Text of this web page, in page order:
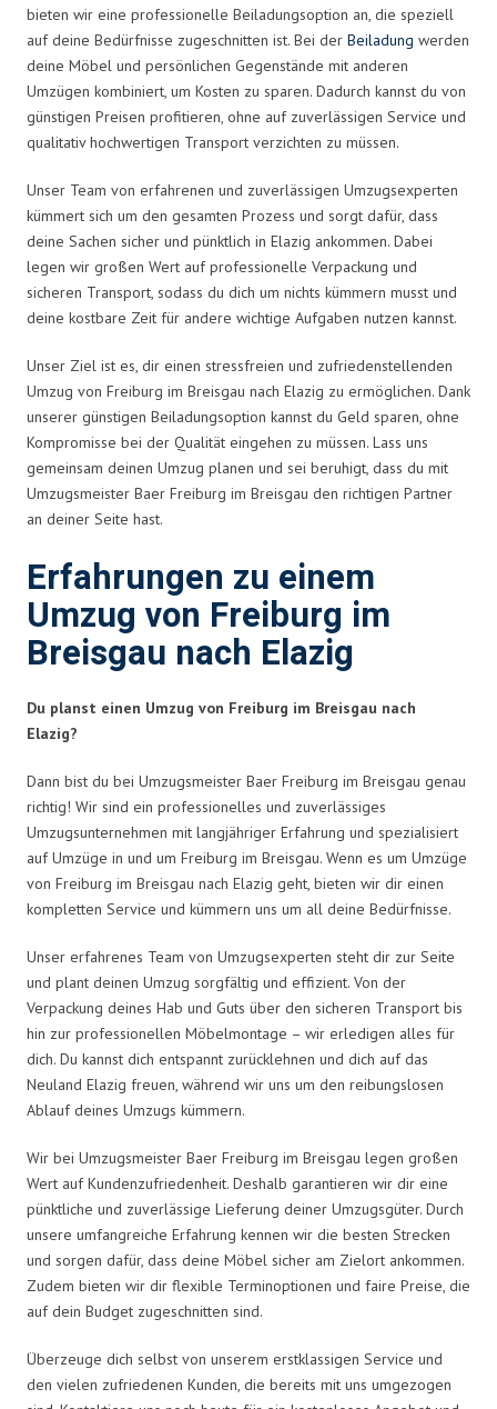
bieten wir eine professionelle Beiladungsoption an, die speziell
auf deine Bedürfnisse zugeschnitten ist. Bei der Beiladung werden
deine Möbel und persönlichen Gegenstände mit anderen
Umzügen kombiniert, um Kosten zu sparen. Dadurch kannst du von
günstigen Preisen profitieren, ohne auf zuverlässigen Service und
qualitativ hochwertigen Transport verzichten zu müssen.
Unser Team von erfahrenen und zuverlässigen Umzugsexperten
kümmert sich um den gesamten Prozess und sorgt dafür, dass
deine Sachen sicher und pünktlich in Elazig ankommen. Dabei
legen wir großen Wert auf professionelle Verpackung und
sicheren Transport, sodass du dich um nichts kümmern musst und
deine kostbare Zeit für andere wichtige Aufgaben nutzen kannst.
Unser Ziel ist es, dir einen stressfreien und zufriedenstellenden
Umzug von Freiburg im Breisgau nach Elazig zu ermöglichen. Dank
unserer günstigen Beiladungsoption kannst du Geld sparen, ohne
Kompromisse bei der Qualität eingehen zu müssen. Lass uns
gemeinsam deinen Umzug planen und sei beruhigt, dass du mit
Umzugsmeister Baer Freiburg im Breisgau den richtigen Partner
an deiner Seite hast.
Erfahrungen zu einem
Umzug von Freiburg im
Breisgau nach Elazig
Du planst einen Umzug von Freiburg im Breisgau nach
Elazig?
Dann bist du bei Umzugsmeister Baer Freiburg im Breisgau genau
richtig! Wir sind ein professionelles und zuverlässiges
Umzugsunternehmen mit langjähriger Erfahrung und spezialisiert
auf Umzüge in und um Freiburg im Breisgau. Wenn es um Umzüge
von Freiburg im Breisgau nach Elazig geht, bieten wir dir einen
kompletten Service und kümmern uns um all deine Bedürfnisse.
Unser erfahrenes Team von Umzugsexperten steht dir zur Seite
und plant deinen Umzug sorgfältig und effizient. Von der
Verpackung deines Hab und Guts über den sicheren Transport bis
hin zur professionellen Möbelmontage – wir erledigen alles für
dich. Du kannst dich entspannt zurücklehnen und dich auf das
Neuland Elazig freuen, während wir uns um den reibungslosen
Ablauf deines Umzugs kümmern.
Wir bei Umzugsmeister Baer Freiburg im Breisgau legen großen
Wert auf Kundenzufriedenheit. Deshalb garantieren wir dir eine
pünktliche und zuverlässige Lieferung deiner Umzugsgüter. Durch
unsere umfangreiche Erfahrung kennen wir die besten Strecken
und sorgen dafür, dass deine Möbel sicher am Zielort ankommen.
Zudem bieten wir dir flexible Terminoptionen und faire Preise, die
auf dein Budget zugeschnitten sind.
Überzeuge dich selbst von unserem erstklassigen Service und
den vielen zufriedenen Kunden, die bereits mit uns umgezogen